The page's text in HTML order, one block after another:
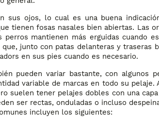
sus ojos, lo cual es una buena
tienen fosas nasales bien abiertas. Las
mantienen más erguidas cuando
junto con patas delanteras y traseras
en sus pies cuando es necesario.
pueden variar bastante, con algunos
variable de marcas en todo su
suelen tener pelajes dobles con una
ser rectas, onduladas o incluso
incluyen los siguientes: